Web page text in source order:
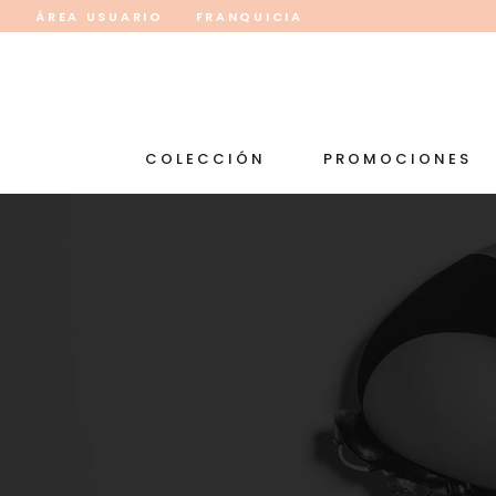
ÁREA USUARIO FRANQUICIA
COLECCIÓN PROMOCIONES